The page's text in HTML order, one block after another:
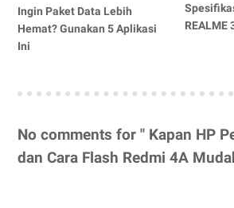
Ingin Paket Data Lebih
Hemat? Gunakan 5 Aplikasi
Ini
REALME
No comments for " Kapan HP
dan Cara Flash Redmi 4A